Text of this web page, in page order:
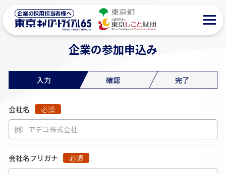
企業の採用担当者様へ 企業の参加申込み
企業の参加申込み
入力 確認 完了
会社名 必須
会社名フリガナ 必須